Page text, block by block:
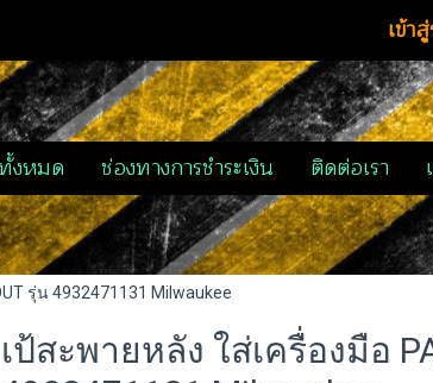
เข้า
งหมด ช่องทางการชำระเงิน ติดต่อเรา
รุ่น 4932471131 Milwaukee
เป้สะพายหลัง ใส่เครื่องมือ